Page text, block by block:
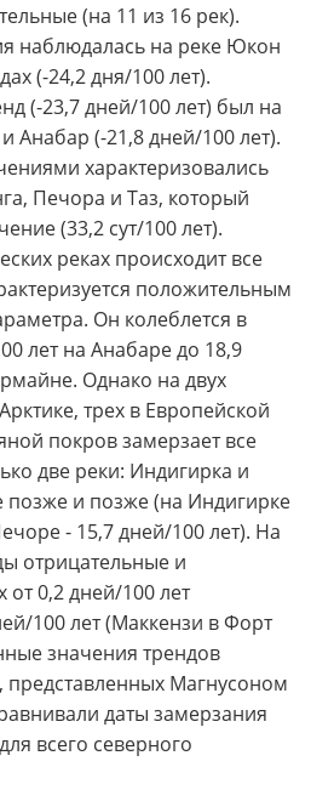
(на 11 из 16 рек).
наблюдалась на реке Юкон
(-24,2 дня/100 лет).
(-23,7 дней/100 лет) был на
Анабар (-21,8 дней/100 лет).
характеризовались
Печора и Таз, который
(33,2 сут/100 лет).
реках происходит все
положительным
Он колеблется в
лет на Анабаре до 18,9
Однако на двух
трех в Европейской
покров замерзает все
две реки: Индигирка и
позже и позже (на Индигирке
- 15,7 дней/100 лет). На
отрицательные и
от 0,2 дней/100 лет
100 лет (Маккензи в Форт
значения трендов
представленных Магнусоном
даты замерзания
всего северного